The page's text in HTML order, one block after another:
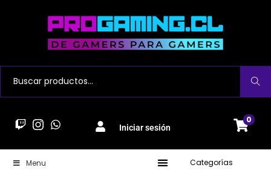
Buscar
Iniciar sesión
0
Menu Categorías